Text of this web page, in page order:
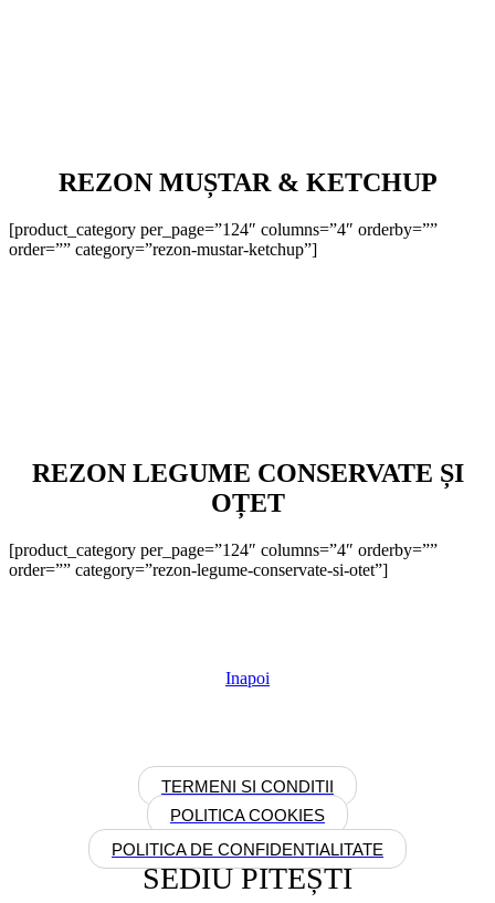
REZON MUȘTAR & KETCHUP
[product_category per_page=”124″ columns=”4″ orderby=””
order=”” category=”rezon-mustar-ketchup”]
REZON LEGUME CONSERVATE ȘI
OȚET
[product_category per_page=”124″ columns=”4″ orderby=””
order=”” category=”rezon-legume-conservate-si-otet”]
Inapoi
TERMENI SI CONDITII
POLITICA COOKIES
POLITICA DE CONFIDENTIALITATE
SEDIU PITEȘTI